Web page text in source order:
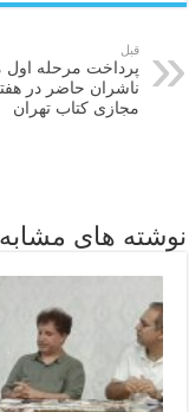
قبل
پرداخت مرحله اول
ناشران حاضر در
مجازی کتاب تهران
نوشته های مشابه